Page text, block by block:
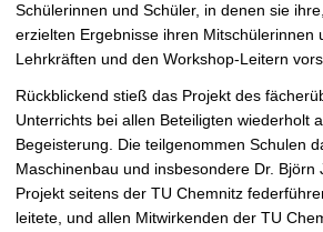
Schülerinnen und Schüler, in denen sie
erzielten Ergebnisse ihren Mitschülerinnen
Lehrkräften und den Workshop-Leitern
Rückblickend stieß das Projekt des
Unterrichts bei allen Beteiligten wiederholt
Begeisterung. Die teilgenommen Schulen
Maschinenbau und insbesondere Dr. Björn
Projekt seitens der TU Chemnitz
leitete, und allen Mitwirkenden der TU